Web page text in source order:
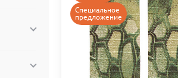
Специальное
предложение